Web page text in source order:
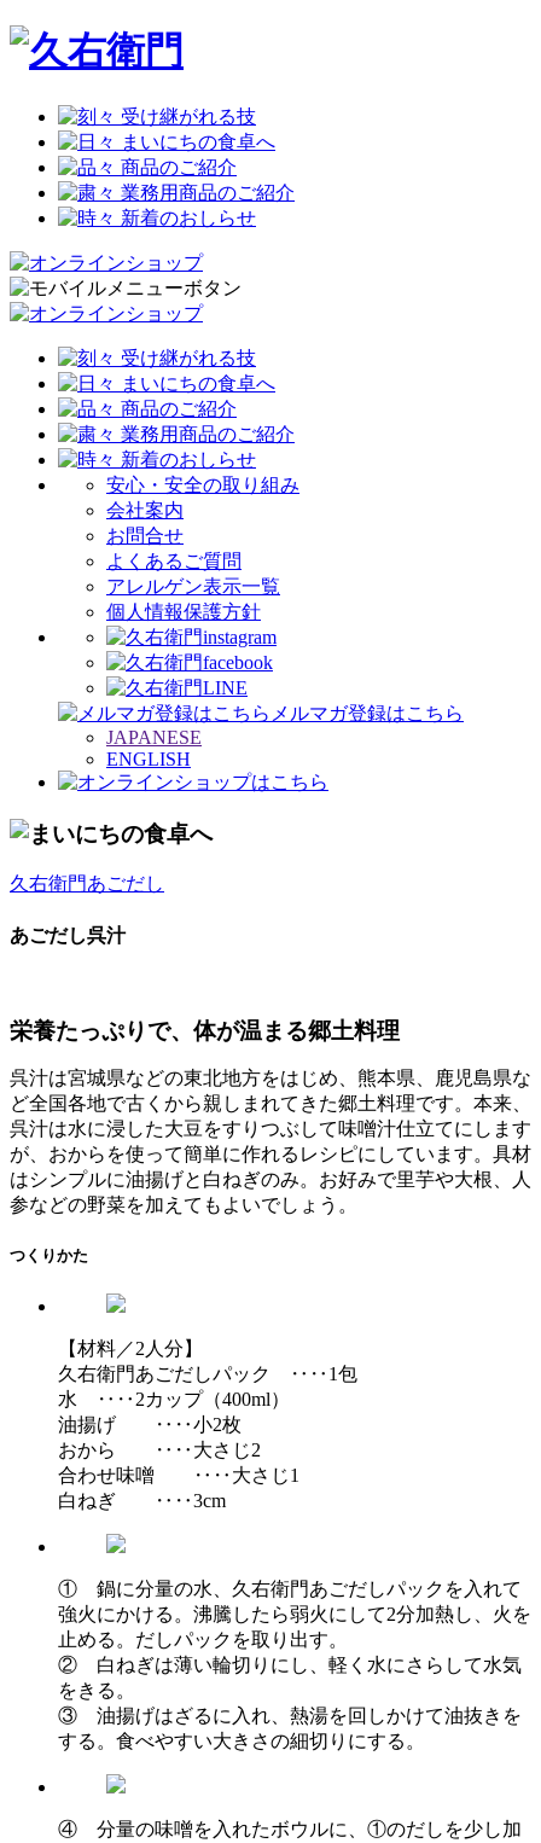
安心・安全の取り組み
会社案内
お問合せ
よくあるご質問
アレルゲン表示一覧
個人情報保護方針
メルマガ登録はこちら
JAPANESE
ENGLISH
久右衛門あごだし
あごだし呉汁
栄養たっぷりで、体が温まる郷土料理
呉汁は宮城県などの東北地方をはじめ、熊本県、鹿児島県な
ど全国各地で古くから親しまれてきた郷土料理です。本来、
呉汁は水に浸した大豆をすりつぶして味噌汁仕立てにします
が、おからを使って簡単に作れるレシピにしています。具材
はシンプルに油揚げと白ねぎのみ。お好みで里芋や大根、人
参などの野菜を加えてもよいでしょう。
つくりかた
【材料／2人分】
久右衛門あごだしパック ‥‥1包
水 ‥‥2カップ（400ml）
油揚げ ‥‥小2枚
おから ‥‥大さじ2
合わせ味噌 ‥‥大さじ1
白ねぎ ‥‥3cm
① 鍋に分量の水、久右衛門あごだしパックを入れて
強火にかける。沸騰したら弱火にして2分加熱し、火を
止める。だしパックを取り出す。
② 白ねぎは薄い輪切りにし、軽く水にさらして水気
をきる。
③ 油揚げはざるに入れ、熱湯を回しかけて油抜きを
する。食べやすい大きさの細切りにする。
④ 分量の味噌を入れたボウルに、①のだしを少し加